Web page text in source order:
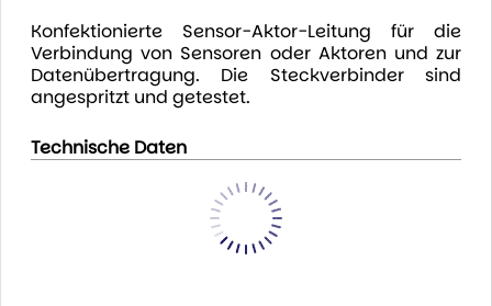
Konfektionierte Sensor-Aktor-Leitung für die
Verbindung von Sensoren oder Aktoren und zur
Datenübertragung. Die Steckverbinder sind
angespritzt und getestet.
Technische Daten